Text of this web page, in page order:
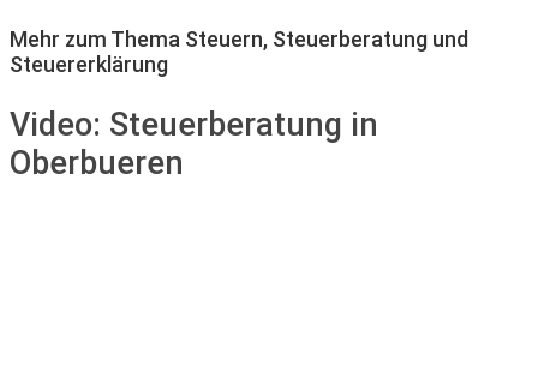
Mehr zum Thema Steuern, Steuerberatung und
Steuererklärung
Video: Steuerberatung in
Oberbueren